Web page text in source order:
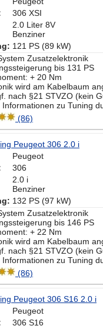
306 XSI
2.0 Liter 8V
Benziner
121 PS (89 kW)
Zusatzelektronik
bis 131 PS
+ 20 Nm
wird am Kabelbaum
nach §21 STVZO (kein
Informationen zu Tuning
(86)
Peugeot 306 2.0 i
Peugeot
306
2.0 i
Benziner
132 PS (97 kW)
Zusatzelektronik
bis 146 PS
+ 22 Nm
wird am Kabelbaum
nach §21 STVZO (kein
Informationen zu Tuning
(86)
Peugeot 306 S16 2.0 i
Peugeot
306 S16